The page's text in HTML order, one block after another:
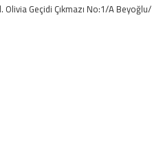
Geçidi Çıkmazı No:1/A Beyoğlu/